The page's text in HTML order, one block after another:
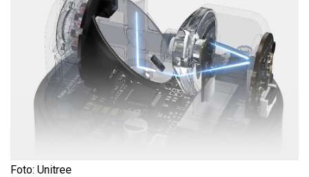
Foto: Unitree